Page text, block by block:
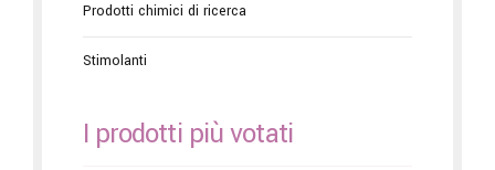
Prodotti chimici di ricerca
Stimolanti
I prodotti più votati